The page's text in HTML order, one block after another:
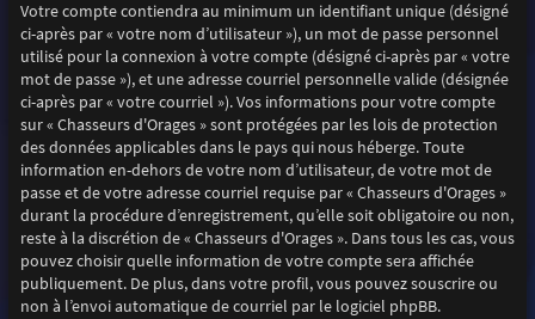
Votre compte contiendra au minimum un identifiant unique (désigné
ci-après par « votre nom d’utilisateur »), un mot de passe personnel
utilisé pour la connexion à votre compte (désigné ci-après par « votre
mot de passe »), et une adresse courriel personnelle valide (désignée
ci-après par « votre courriel »). Vos informations pour votre compte
sur « Chasseurs d'Orages » sont protégées par les lois de protection
des données applicables dans le pays qui nous héberge. Toute
information en-dehors de votre nom d’utilisateur, de votre mot de
passe et de votre adresse courriel requise par « Chasseurs d'Orages »
durant la procédure d’enregistrement, qu’elle soit obligatoire ou non,
reste à la discrétion de « Chasseurs d'Orages ». Dans tous les cas, vous
pouvez choisir quelle information de votre compte sera affichée
publiquement. De plus, dans votre profil, vous pouvez souscrire ou
non à l’envoi automatique de courriel par le logiciel phpBB.